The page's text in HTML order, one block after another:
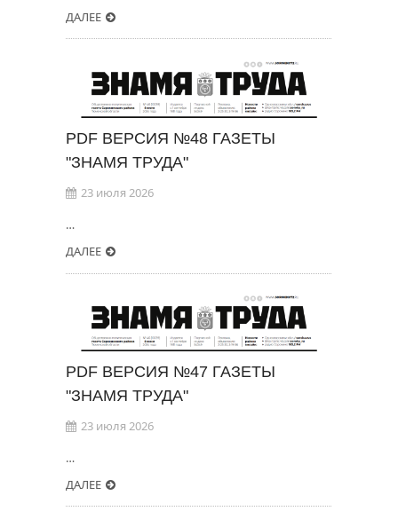
ДАЛЕЕ
PDF ВЕРСИЯ №48 ГАЗЕТЫ
"ЗНАМЯ ТРУДА"
23 июля 2026
…
ДАЛЕЕ
PDF ВЕРСИЯ №47 ГАЗЕТЫ
"ЗНАМЯ ТРУДА"
23 июля 2026
…
ДАЛЕЕ